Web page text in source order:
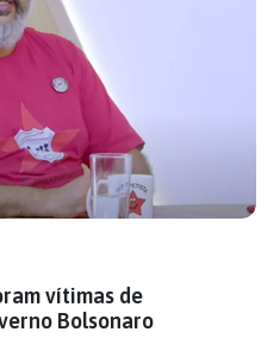
vítimas de
Bolsonaro